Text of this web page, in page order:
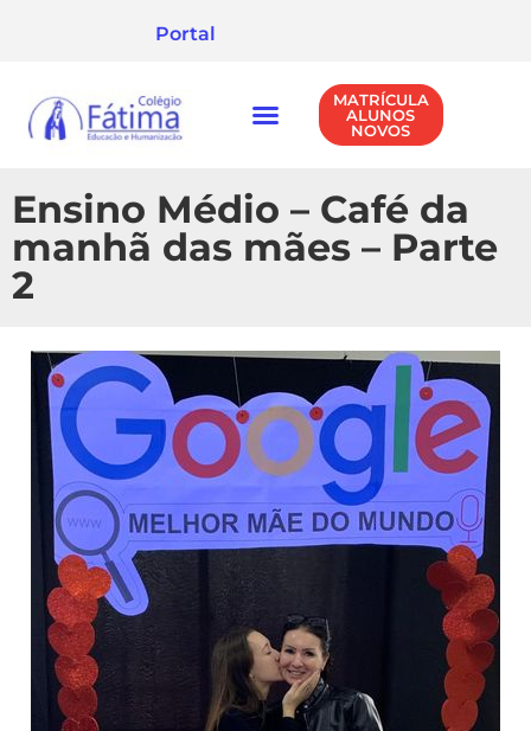
Portal
MATRÍCULA
ALUNOS
NOVOS
Ensino Médio – Café da
manhã das mães – Parte
2